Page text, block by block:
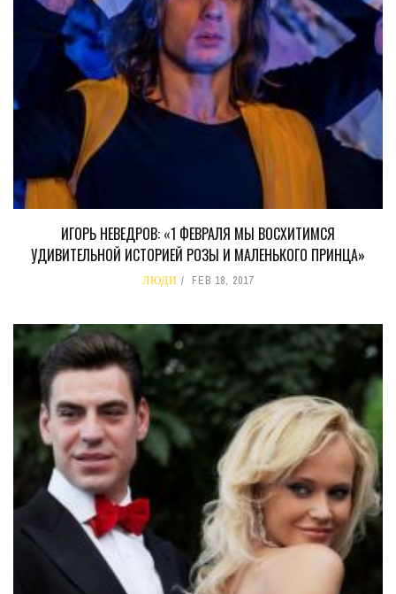
ИГОРЬ НЕВЕДРОВ: «1 ФЕВРАЛЯ МЫ ВОСХИТИМСЯ
УДИВИТЕЛЬНОЙ ИСТОРИЕЙ РОЗЫ И МАЛЕНЬКОГО ПРИНЦА»
ЛЮДИ FEB 18, 2017